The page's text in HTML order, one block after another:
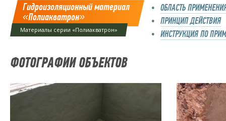
Гидроизоляционный материал
«Полиакватрон»
Материалы серии «Полиакватрон»
ОБЛАСТЬ
ПРИНЦИП ДЕЙСТВИЯ
ИНСТРУКЦИЯ ПО
ФОТОГРАФИИ ОБЪЕКТОВ